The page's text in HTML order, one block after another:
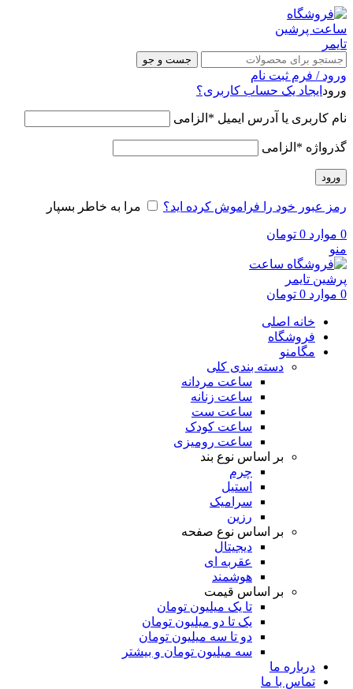
جست و جو
ورود / فرم ثبت نام
ورود ایجاد یک حساب کاربری؟
نام کاربری یا آدرس ایمیل * الزامی
گذرواژه * الزامی
ورود
رمز عبور خود را فراموش کرده اید؟ مرا به خاطر بسپار
0 موارد 0 تومان
منو
0 موارد 0 تومان
خانه اصلی
فروشگاه
مگامنو
دسته بندی کلی
ساعت مردانه
ساعت زنانه
ساعت ست
ساعت کودک
ساعت رومیزی
بر اساس نوع بند
چرم
استیل
سرامیک
رزین
بر اساس نوع صفحه
دیجیتال
عقربه ای
هوشمند
بر اساس قیمت
تا یک میلیون تومان
یک تا دو میلیون تومان
دو تا سه میلیون تومان
سه میلیون تومان و بیشتر
درباره ما
تماس با ما